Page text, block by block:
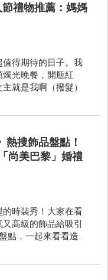
節禮物推薦：媽媽
得期待的日子。我
光晚餐，開瓶紅
就是我啊（撥髮）
熱搜飾品盤點！
尚美巴黎」婚禮
時裝秀！大家在看
高級的飾品給吸引
點，一起來看看造型